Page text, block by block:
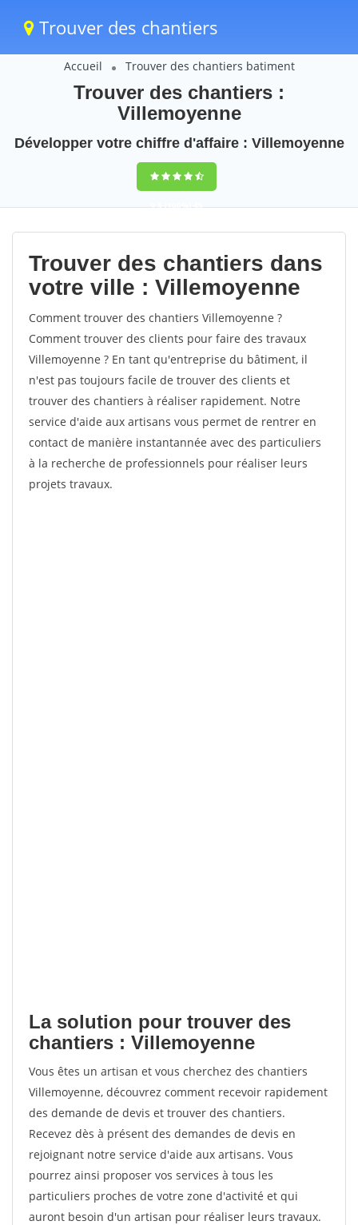
Trouver des chantiers
Accueil Trouver des chantiers batiment
Trouver des chantiers :
Villemoyenne
Développer votre chiffre d'affaire : Villemoyenne
9,5(100%)45
votes
Trouver des chantiers dans
votre ville : Villemoyenne
Comment trouver des chantiers Villemoyenne ?
Comment trouver des clients pour faire des travaux
Villemoyenne ? En tant qu'entreprise du bâtiment, il
n'est pas toujours facile de trouver des clients et
trouver des chantiers à réaliser rapidement. Notre
service d'aide aux artisans vous permet de rentrer en
contact de manière instantannée avec des particuliers
à la recherche de professionnels pour réaliser leurs
projets travaux.
La solution pour trouver des
chantiers : Villemoyenne
Vous êtes un artisan et vous cherchez des chantiers
Villemoyenne, découvrez comment recevoir rapidement
des demande de devis et trouver des chantiers.
Recevez dès à présent des demandes de devis en
rejoignant notre service d'aide aux artisans. Vous
pourrez ainsi proposer vos services à tous les
particuliers proches de votre zone d'activité et qui
auront besoin d'un artisan pour réaliser leurs travaux.